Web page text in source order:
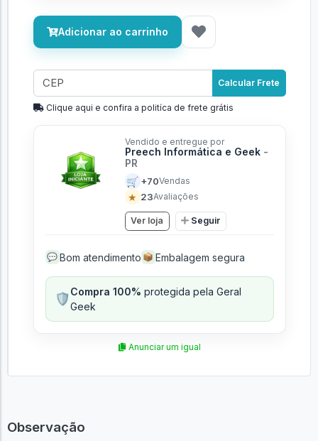
Adicionar ao carrinho
Calcular Frete
Clique aqui e confira a politíca de frete grátis
Vendido e entregue por
Preech Informática e Geek -
PR
🛒 +70Vendas
★ 23Avaliações
Ver loja Seguir
💬 Bom atendimento 📦 Embalagem segura
🛡️Compra 100% protegida pela Geral
Geek
Anunciar um igual
Observação